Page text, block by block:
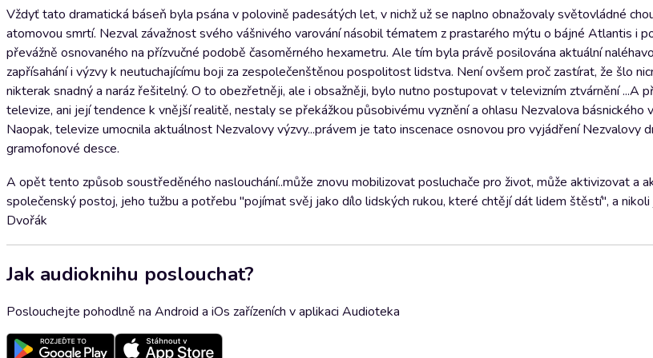
Vždyť tato dramatická báseň byla psána v polovině padesátých let, v nichž už se naplno obnažovaly světovládné
atomovou smrtí. Nezval závažnost svého vášnivého varování násobil tématem z prastarého mýtu o bájné Atlantis i
převážně osnovaného na přízvučné podobě časoměrného hexametru. Ale tím byla právě posilována aktuální
zapřísahání i výzvy k neutuchajícímu boji za zespolečenštěnou pospolitost lidstva. Není ovšem proč zastírat, že šlo
nikterak snadný a naráz řešitelný. O to obezřetněji, ale i obsažněji, bylo nutno postupovat v televizním ztvárnění ...A
televize, ani její tendence k vnější realitě, nestaly se překážkou působivému vyznění a ohlasu Nezvalova básnického
Naopak, televize umocnila aktuálnost Nezvalovy výzvy...právem je tato inscenace osnovou pro vyjádření Nezvalovy
gramofonové desce.
A opět tento způsob soustředěného naslouchání..může znovu mobilizovat posluchače pro život, může aktivizovat a
společenský postoj, jeho tužbu a potřebu "pojímat svěj jako dílo lidských rukou, které chtějí dát lidem štěstí", a nikoli
Dvořák
Jak audioknihu poslouchat?
Poslouchejte pohodlně na Android a iOs zařízeních v aplikaci Audioteka